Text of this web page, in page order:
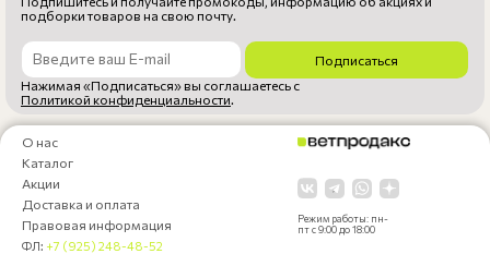
подборки товаров на свою почту.
Подписаться
Нажимая «Подписаться» вы соглашаетесь с
Политикой конфиденциальности
О нас
Каталог
Акции
Доставка и оплата
Правовая информация
ФЛ: +7 (925) 248-48-52
Режим работы: пн-
пт с 9:00 до 18:00